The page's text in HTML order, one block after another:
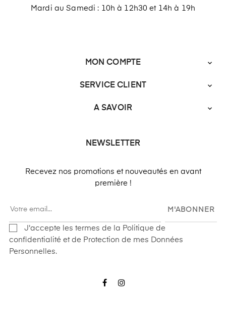
Mardi au Samedi : 10h à 12h30 et 14h à 19h
MON COMPTE 
SERVICE CLIENT 
A SAVOIR 
NEWSLETTER
Recevez nos promotions et nouveautés en avant
première !
M'ABONNER
J'accepte les termes de la Politique de
confidentialité et de Protection de mes Données
Personnelles.
Facebook